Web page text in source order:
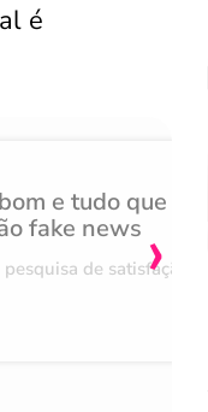
é
e tudo que
fake news
de satisfação
›